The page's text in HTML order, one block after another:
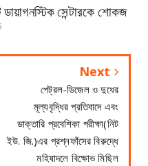
ডায়াগনস্টিক সেন্টারকে শোকজ
Next
পেট্রল-ডিজেল ও দুধের
মূল্যবৃদ্ধির প্রতিবাদে এবং
ডাক্তারি প্রবেশিকা পরীক্ষা(নিট
ইউ. জি.)এর প্রশ্নফাঁসের বিরুদ্ধে
মহিষাদলে বিক্ষোভ মিছিল